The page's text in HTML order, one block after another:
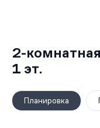
2-
1 эт.
Планировка